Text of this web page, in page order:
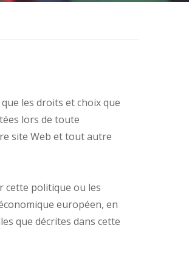
les droits et choix que
lors de toute
site Web et tout autre
cette politique ou les
européen, en
que décrites dans cette